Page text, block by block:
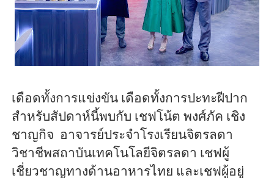
เดือดทั้งการแข่งขัน เดือดทั้งการปะทะฝีปาก
สำหรับสัปดาห์นี้พบกับ เชฟโน้ต พงศ์ภัค เชิง
ชาญกิจ อาจารย์ประจำโรงเรียนจิตรลดา
วิชาชีพสถาบันเทคโนโลยีจิตรลดา เชฟผู้
เชี่ยวชาญทางด้านอาหารไทย และเชฟผู้อยู่